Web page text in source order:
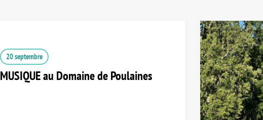
20 septembre
MUSIQUE au Domaine de Poulaines